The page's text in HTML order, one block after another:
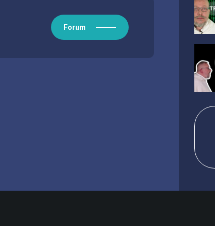
de le dire ? Cela tient au fait que
Forum